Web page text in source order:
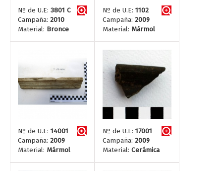
Nº de U.E: 3801 C
Campaña: 2010
Material: Bronce
Nº de U.E: 1102
Campaña: 2009
Material: Mármol
Nº de U.E: 14001
Campaña: 2009
Material: Mármol
Nº de U.E: 17001
Campaña: 2009
Material: Cerámica